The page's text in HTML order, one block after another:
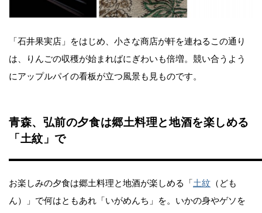
「石井果実店」をはじめ、小さな商店が軒を連ねるこの通り
は、りんごの収穫が始まればにぎわいも倍増。競い合うよう
にアップルパイの看板が立つ風景も見ものです。
青森、弘前の夕食は郷土料理と地酒を楽しめる
「土紋」で
お楽しみの夕食は郷土料理と地酒が楽しめる「 土紋 （ども
ん）」で何はともあれ「いがめんち」を。いかの身やゲソを